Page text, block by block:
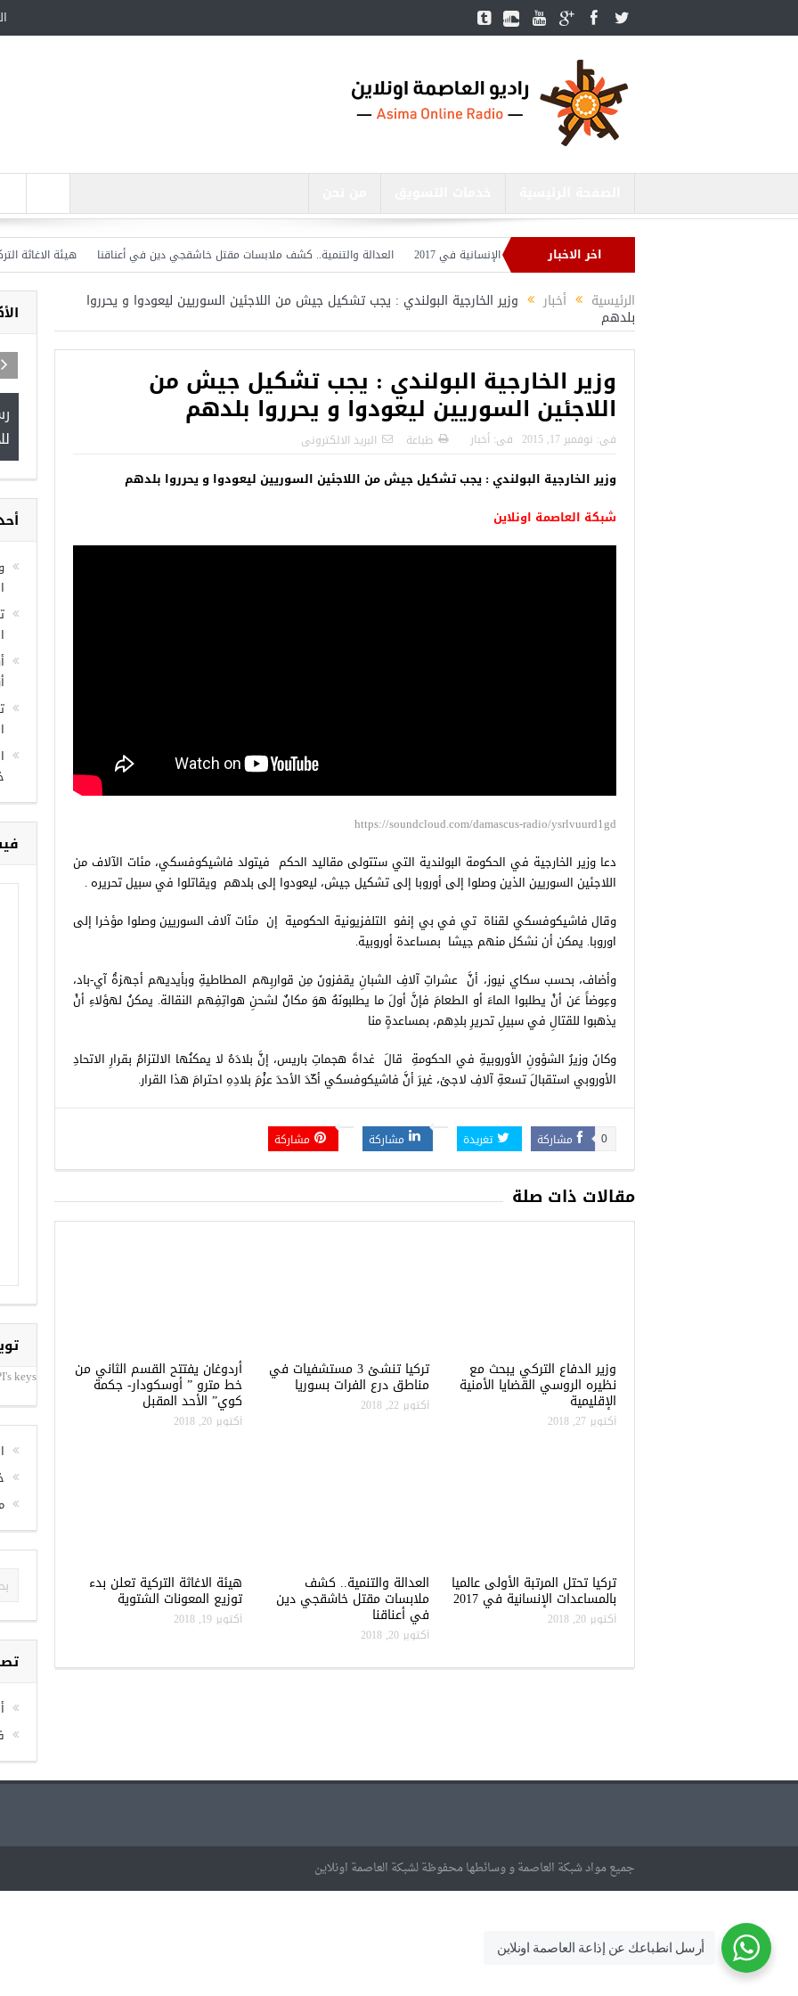
اخر الاخبار
تركيا تحتل المرتبة الأولى عالميا بالمساعدات الإنسانية في 2017 العدالة والتنمية.. كشف ملابسات مقتل خاشقجي دين في أعناقنا هيئة الاغاثة
الرئيسية أخبار وزير الخارجية البولندي : يجب تشكيل جيش من اللاجئين السوريين ليعودوا و يحرروا
بلدهم
وزير الخارجية البولندي : يجب تشكيل جيش من
اللاجئين السوريين ليعودوا و يحرروا بلدهم
فى: نوفمبر 17, 2015 فى: أخبار طباعة البريد الالكترونى
وزير الخارجية البولندي : يجب تشكيل جيش من اللاجئين السوريين ليعودوا و يحرروا بلدهم
شبكة العاصمة اونلاين
https://soundcloud.com/damascus-radio/ysrlvuurd1gd
دعا وزير الخارجية في الحكومة البولندية التي ستتولى مقاليد الحكم فيتولد فاشيكوفسكي، مئات الآلاف من
اللاجئين السوريين الذين وصلوا إلى أوروبا إلى تشكيل جيش، ليعودوا إلى بلدهم ويقاتلوا في سبيل تحريره .
وقال فاشيكوفسكي لقناة تي في بي إنفو التلفزيونية الحكومية إن مئات آلاف السوريين وصلوا مؤخرا إلى
اوروبا. يمكن أن نشكل منهم جيشا بمساعدة أوروبية.
وأضاف، بحسب سكاي نيوز، أنَّ عشراتِ آلافِ الشبانِ يقفزونَ مِن قواربِهم المطاطيةِ وبأيديهم أجهزةُ آي-باد،
وعِوضاً عَن أنْ يطلبوا الماءَ أو الطعامَ فإنَّ أولَ ما يطلبونَهُ هوَ مكانٌ لشحنِ هواتِفِهم النقالة. يمكنُ لهؤلاءِ أنْ
يذهبوا للقتالِ في سبيلِ تحريرِ بلدِهم، بمساعدةٍ منا
وكانَ وزيرُ الشؤونِ الأوروبيةِ في الحكومةِ قالَ غداةَ هجماتِ باريس، إنَّ بلادَهُ لا يمكنُها الالتزامُ بقرارِ الاتحادِ
الأوروبي استقبالَ تسعةِ آلافِ لاجئ، غيرَ أنَّ فاشيكوفسكي أكّدَ الأحدَ عزْمَ بلادِهِ احترامَ هذا القرار.
مشاركة 0 تغريدة مشاركة مشاركة
مقالات ذات صلة
وزير الدفاع التركي يبحث مع
نظيره الروسي القضايا الأمنية
الإقليمية
أكتوبر 27, 2018
تركيا تنشئ 3 مستشفيات في
مناطق درع الفرات بسوريا
أكتوبر 22, 2018
أردوغان يفتتح القسم الثاني من
خط مترو ” أوسكودار- جكمة
كوي” الأحد المقبل
أكتوبر 20, 2018
تركيا تحتل المرتبة الأولى عالميا
بالمساعدات الإنسانية في 2017
أكتوبر 20, 2018
العدالة والتنمية.. كشف
ملابسات مقتل خاشقجي دين
في أعناقنا
أكتوبر 20, 2018
هيئة الاغاثة التركية تعلن بدء
توزيع المعونات الشتوية
أكتوبر 19, 2018
صدور النتائج الاولية للمنحة التركية
للسوريين في اسطنبول… مراكز
طبية، ومعالجة مجانية
keys
جميع مواد شبكة العاصمة و وسائطها محفوظة لشبكة العاصمة اونلاين
أرسل انطباعك عن إذاعة العاصمة اونلاين